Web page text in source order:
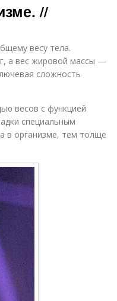
//
весу тела.
а вес жировой массы —
сложность
весов с функцией
специальным
в организме, тем толще